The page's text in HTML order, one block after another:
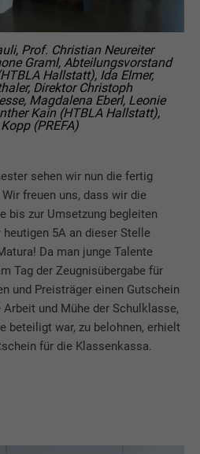
sehen wir nun die fertig
freuen uns, dass wir die
bis zur Umsetzung begleiten
5A an dieser Stelle
Da man junge Talente
Tag der Zeugnisübergabe für
und Preisträger einen Gutschein
und Mühe der Schulklasse,
beteiligt war, zu belohnen, erhielt
für die Klassenkassa.
Prof. Christian Neureiter
Graml, Abteilungsvorstand
Hallstatt), Ida Elmer,
Direktor Christoph
Magdalena Eberl, Leonie
Kain (HTBLA Hallstatt),
(PREFA)